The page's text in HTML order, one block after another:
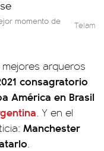
momento de Telam
arqueros
consagratorio
América en Brasil
. Y en el
Manchester
.